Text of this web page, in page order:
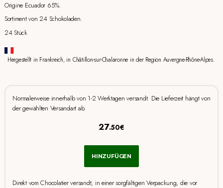
Origine Ecuador 65%.
Sortiment von 24 Schokoladen.
24 Stück
Hergestellt in Frankreich, in Châtillon-sur-Chalaronne in der Region Auvergne-Rhône-Alpes.
Normalerweise innerhalb von 1-2 Werktagen versandt. Die Lieferzeit hängt von
der gewählten Versandart ab.
27.50€
HINZUFÜGEN
Direkt vom Chocolatier versandt, in einer sorgfältigen Verpackung, die vor